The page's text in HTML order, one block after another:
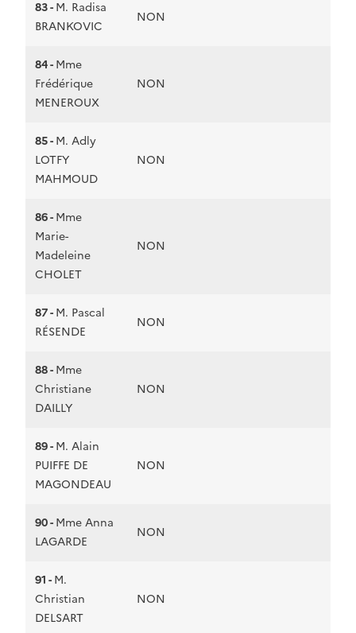
83 -M. Radisa
BRANKOVIC
NON
84 -Mme
Frédérique
MENEROUX
NON
85 -M. Adly
LOTFY
MAHMOUD
NON
86 -Mme
Marie-
Madeleine
CHOLET
NON
87 -M. Pascal
RÉSENDE
NON
88 -Mme
Christiane
DAILLY
NON
89 -M. Alain
PUIFFE DE
MAGONDEAU
NON
90 -Mme Anna
LAGARDE
NON
91 -M.
Christian
DELSART
NON